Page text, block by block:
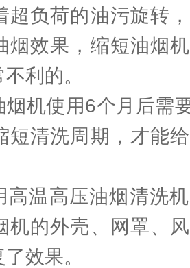
超负荷的油污旋转
烟效果，缩短油烟
利的。
使用6个月后需要
短清洗周期，才能
高压油烟清洗机
机的外壳、网罩、
效果。